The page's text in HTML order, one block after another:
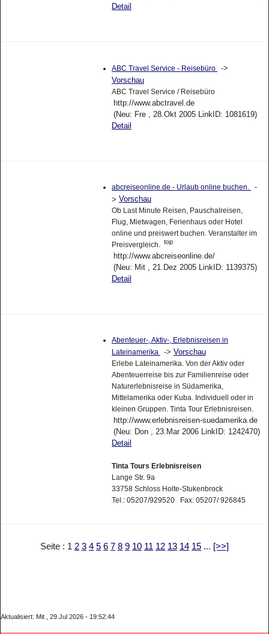
Detail
ABC Travel Service - Reisebüro
->
Vorschau
ABC Travel Service / Reisebüro
http://www.abctravel.de
(Neu: Fre , 28.Okt 2005 LinkID: 1081619)
Detail
abcreiseonline.de - Urlaub online buchen. -
> Vorschau
Ob Last Minute Reisen, Pauschalreisen,
Flug, Mietwagen, Ferienhaus oder Hotel
online und preiswert buchen. Veranstalter im
Preisvergleich. top
http://www.abcreiseonline.de/
(Neu: Mit , 21.Dez 2005 LinkID: 1139375)
Detail
Abenteuer-, Aktiv-, Erlebnisreisen in
Lateinamerika
-> Vorschau
Erlebe Lateinamerika. Von der Aktiv oder
Abenteuerreise bis zur Familienreise oder
Naturerlebnisreise in Südamerika,
Mittelamerika oder Kuba. Individuell oder in
kleinen Gruppen. Tinta Tour Erlebnisreisen.
http://www.erlebnisreisen-suedamerika.de
(Neu: Don , 23.Mar 2006 LinkID: 1242470)
Detail
Tinta Tours Erlebnisreisen
Lange Str. 9a
33758 Schloss Holte-Stukenbrock
Tel.: 05207/929520 Fax: 05207/ 926845
Seite : 1 2 3 4 5 6 7 8 9 10 11 12 13 14 15 ... [>>]
Aktualisiert: Mit , 29.Jul 2026 - 19:52:44